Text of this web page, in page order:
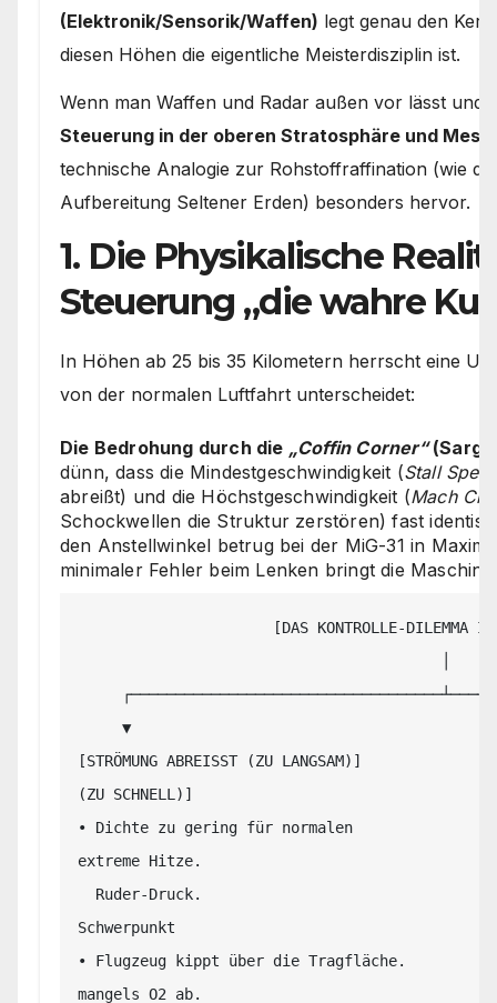
(Elektronik/Sensorik/Waffen) legt genau den
diesen Höhen die eigentliche Meisterdisziplin ist.
Wenn man Waffen und Radar außen vor lässt und
Steuerung in der oberen Stratosphäre und
technische Analogie zur Rohstoffraffination (wie
Aufbereitung Seltener Erden) besonders hervor.
1. Die Physikalische
Steuerung „die wahre
In Höhen ab 25 bis 35 Kilometern herrscht eine
von der normalen Luftfahrt unterscheidet:
Die Bedrohung durch die „Coffin Corner“(Sarg-
dünn, dass die Mindestgeschwindigkeit (Stall
abreißt) und die Höchstgeschwindigkeit (Mach
Schockwellen die Struktur zerstören) fast
den Anstellwinkel betrug bei der MiG-31 in
minimaler Fehler beim Lenken bringt die
[STRÖMUNG ABREISST (ZU LANGSAM)]
(ZU SCHNELL)]
• Dichte zu gering für normalen
extreme Hitze.
Schwerpunkt
• Flugzeug kippt über die Tragfläche.